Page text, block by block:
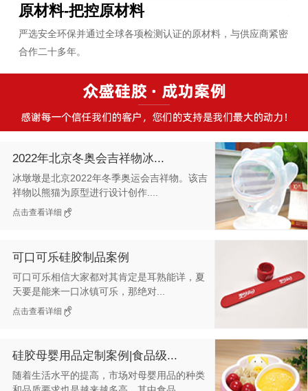
原材料-把控原材料
严选安全环保并通过全球各项检测认证的原材料，与供应商紧密
合作二十多年。
2022年北京冬奥会吉祥物冰...
冰墩墩是北京2022年冬季奥运会吉祥物。该吉
祥物以熊猫为原型进行设计创作....
点击查看详细
可口可乐硅胶制品案例
可口可乐相信大家都对其肯定是耳熟能详，夏
天要是能来一口冰镇可乐，那绝对...
点击查看详细
硅胶母婴用品定制案例|食品级...
随着生活水平的提高，市场对母婴用品的种类